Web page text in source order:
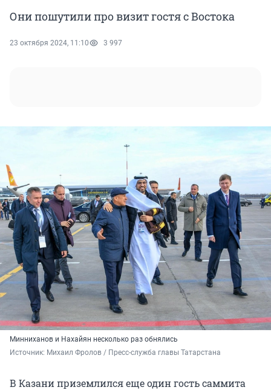
Они пошутили про визит гостя с Востока
23 октября 2024, 11:10 3 997
Минниханов и Нахайян несколько раз обнялись
Источник: Михаил Фролов / Пресс-служба главы Татарстана
В Казани приземлился еще один гость саммита